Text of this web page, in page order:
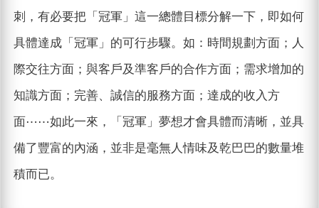
刺，有必要把「冠軍」這一總體目標分解一下，即如何
具體達成「冠軍」的可行步驟。如：時間規劃方面；人
際交往方面；與客戶及準客戶的合作方面；需求增加的
知識方面；完善、誠信的服務方面；達成的收入方
面⋯⋯如此一來，「冠軍」夢想才會具體而清晰，並具
備了豐富的內涵，並非是毫無人情味及乾巴巴的數量堆
積而已。